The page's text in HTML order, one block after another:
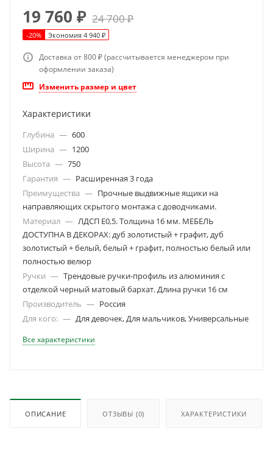
19 760 ₽ 24 700₽
-20% Экономия 4 940 ₽
Доставка от 800 ₽ (рассчитывается менеджером при
оформлении заказа)
Изменить размер и цвет
Характеристики
Глубина — 600
Ширина — 1200
Высота — 750
Гарантия — Расширенная 3 года
Преимущества — Прочные выдвижные ящики на
направляющих скрытого монтажа с доводчиками.
Материал — ЛДСП Е0,5. Толщина 16 мм. МЕБЕЛЬ
ДОСТУПНА В ДЕКОРАХ: дуб золотистый + графит, дуб
золотистый + белый, белый + графит, полностью белый или
полностью велюр
Ручки — Трендовые ручки-профиль из алюминия с
отделкой черный матовый бархат. Длина ручки 16 см
Производитель — Россия
Для кого: — Для девочек, Для мальчиков, Универсальные
Все характеристики
ОПИСАНИЕ ОТЗЫВЫ (0) ХАРАКТЕРИСТИКИ